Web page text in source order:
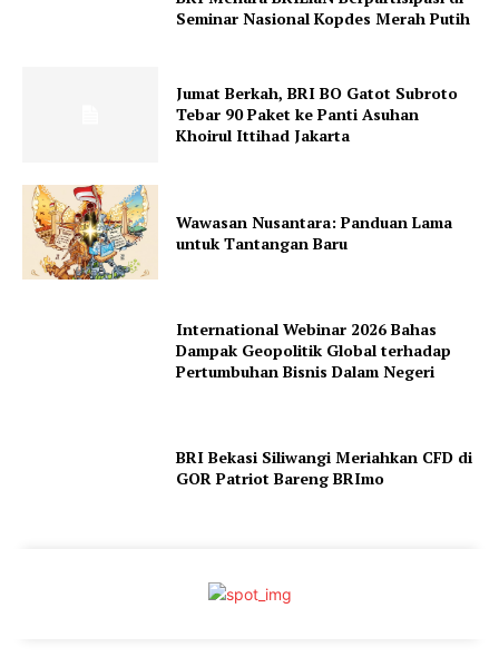
Seminar Nasional Kopdes Merah Putih
Jumat Berkah, BRI BO Gatot Subroto
Tebar 90 Paket ke Panti Asuhan
Khoirul Ittihad Jakarta
Wawasan Nusantara: Panduan Lama
untuk Tantangan Baru
International Webinar 2026 Bahas
Dampak Geopolitik Global terhadap
Pertumbuhan Bisnis Dalam Negeri
BRI Bekasi Siliwangi Meriahkan CFD di
GOR Patriot Bareng BRImo